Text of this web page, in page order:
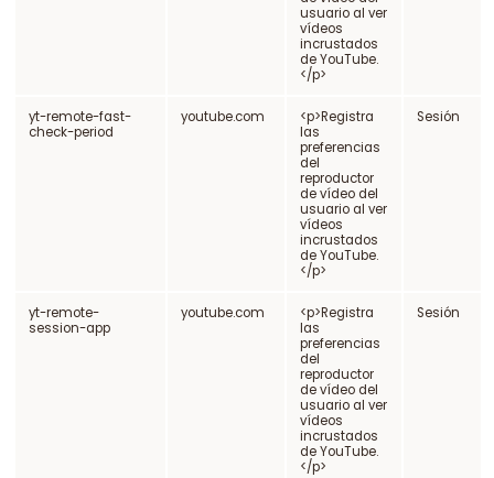
usuario al ver
vídeos
incrustados
de YouTube.
</p>
yt-remote-fast-
check-period
youtube.com
<p>Registra
las
preferencias
del
reproductor
de vídeo del
usuario al ver
vídeos
incrustados
de YouTube.
</p>
Sesión
yt-remote-
session-app
youtube.com
<p>Registra
las
preferencias
del
reproductor
de vídeo del
usuario al ver
vídeos
incrustados
de YouTube.
</p>
Sesión